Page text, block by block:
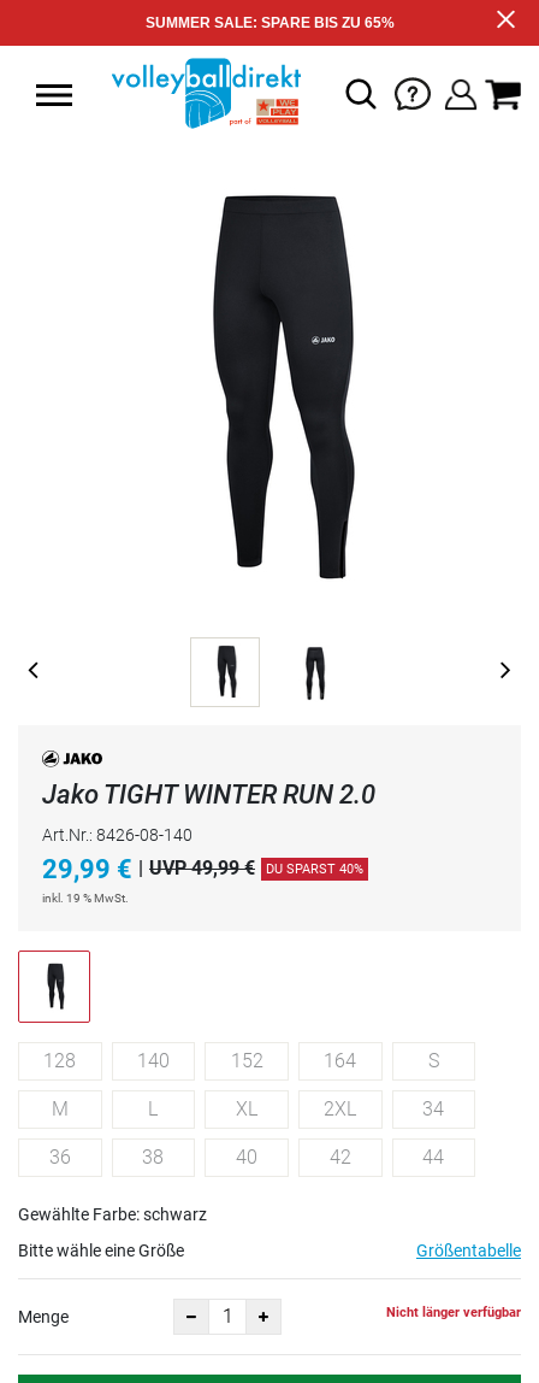
SUMMER SALE: SPARE BIS ZU 65%
Jako TIGHT WINTER RUN 2.0
Art.Nr.: 8426-08-140
29,99 € UVP 49,99 € DU SPARST 40%
inkl. 19 % MwSt.
128 140 152 164 S
M L XL 2XL 34
36 38 40 42 44
Gewählte Farbe: schwarz
Bitte wähle eine Größe
Größentabelle
Menge Nicht länger verfügbar